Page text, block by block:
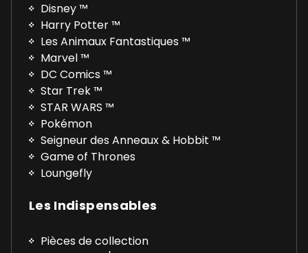
Disney ™
Harry Potter ™
Les Animaux Fantastiques ™
Marvel ™
DC Comics ™
Star Trek ™
STAR WARS ™
Pokémon
Seigneur des Anneaux & Hobbit ™
Game of Thrones
Loungefly
Les Indispensables
Pièces de collection